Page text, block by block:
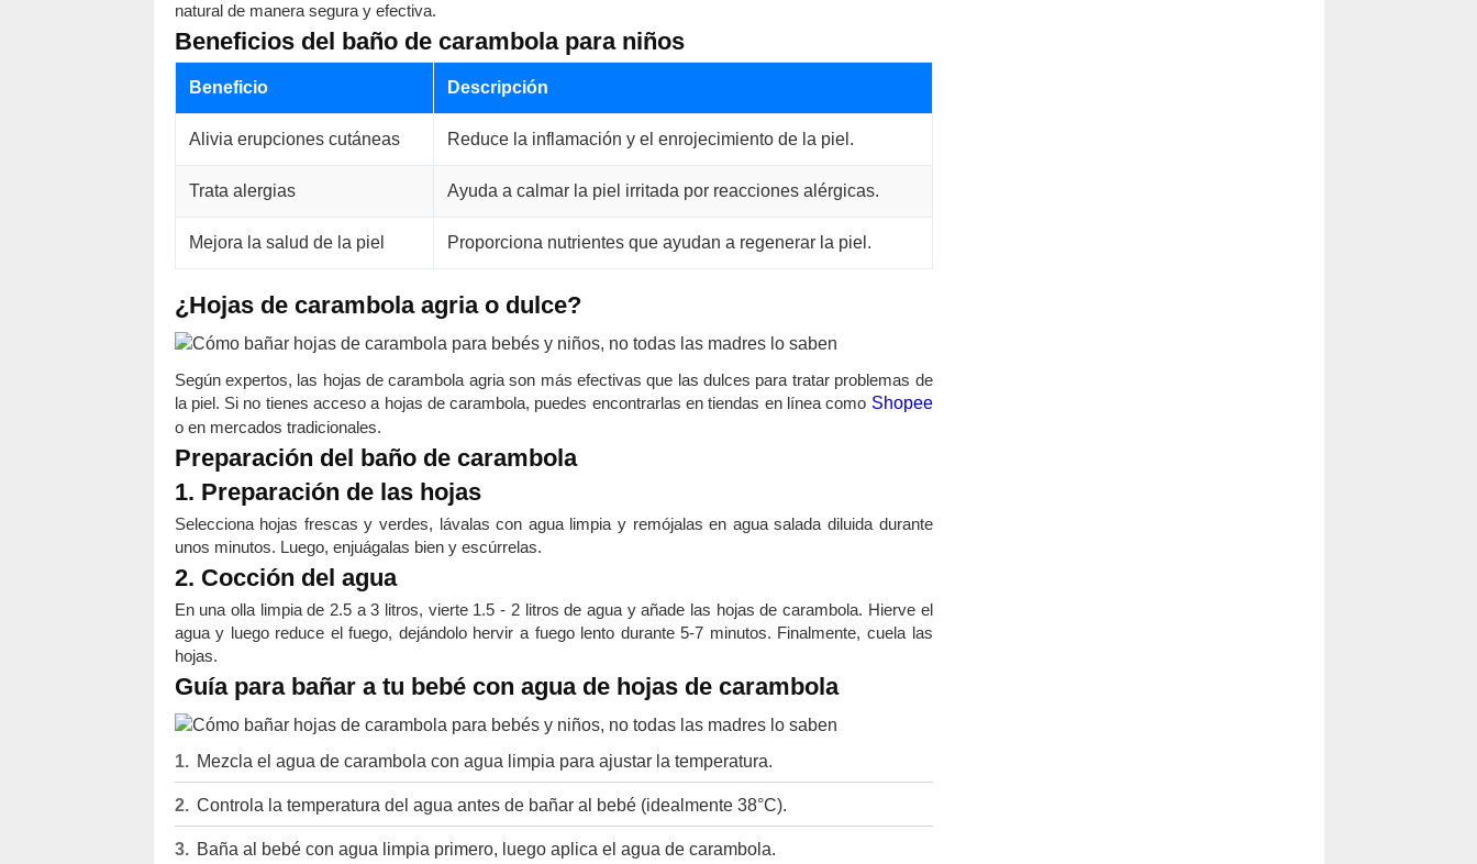
natural de manera segura y efectiva.
Beneficios del baño de carambola para niños
Beneficio Descripción
Alivia erupciones cutáneas Reduce la inflamación y el enrojecimiento de la piel.
Trata alergias Ayuda a calmar la piel irritada por reacciones alérgicas.
Mejora la salud de la piel Proporciona nutrientes que ayudan a regenerar la piel.
¿Hojas de carambola agria o dulce?
Según expertos, las hojas de carambola agria son más efectivas que las dulces para tratar problemas de
la piel. Si no tienes acceso a hojas de carambola, puedes encontrarlas en tiendas en línea como Shopee
o en mercados tradicionales.
Preparación del baño de carambola
1. Preparación de las hojas
Selecciona hojas frescas y verdes, lávalas con agua limpia y remójalas en agua salada diluida durante
unos minutos. Luego, enjuágalas bien y escúrrelas.
2. Cocción del agua
En una olla limpia de 2.5 a 3 litros, vierte 1.5 - 2 litros de agua y añade las hojas de carambola. Hierve el
agua y luego reduce el fuego, dejándolo hervir a fuego lento durante 5-7 minutos. Finalmente, cuela las
hojas.
Guía para bañar a tu bebé con agua de hojas de carambola
Mezcla el agua de carambola con agua limpia para ajustar la temperatura.
Controla la temperatura del agua antes de bañar al bebé (idealmente 38°C).
Baña al bebé con agua limpia primero, luego aplica el agua de carambola.